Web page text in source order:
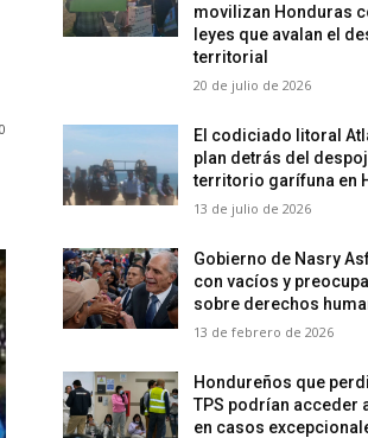
0
movilizan Honduras
leyes que avalan el
territorial
20 de julio de 2026
El codiciado litoral
plan detrás del
territorio garífuna en
13 de julio de 2026
Gobierno de Nasry
con vacíos y
sobre derechos
13 de febrero de 2026
Hondureños que
TPS podrían acceder
en casos